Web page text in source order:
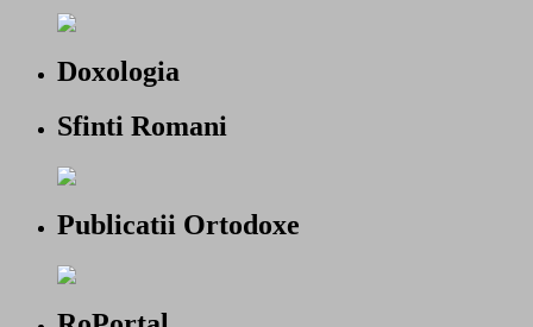
Doxologia
Sfinti Romani
Publicatii Ortodoxe